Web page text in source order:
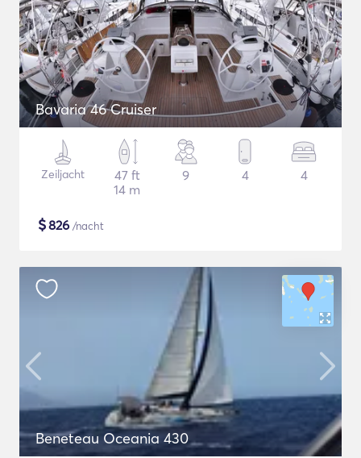
Bavaria 46 Cruiser
Zeiljacht
47 ft
14 m
9 4 4
$826 /nacht
Beneteau Oceania 430